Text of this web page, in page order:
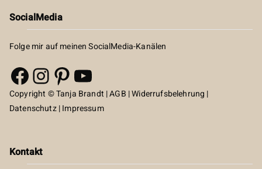
SocialMedia
Folge mir auf meinen SocialMedia-Kanälen
Facebook
Instagram
Pinterest
YouTube
Copyright © Tanja Brandt |AGB |Widerrufsbelehrung |
Datenschutz|Impressum
Kontakt